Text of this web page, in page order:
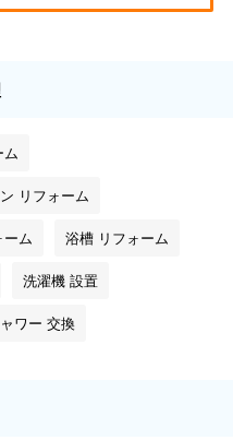
リフォーム
ーム 浴槽 リフォーム
洗濯機 設置
ワー 交換